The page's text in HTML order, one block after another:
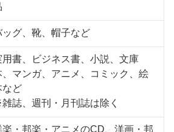
ッグ、靴、帽子など
用書、ビジネス書、小説、文庫
、マンガ、アニメ、コミック、絵
など
誌、週刊・月刊誌は除く
楽・邦楽・アニメのCD、洋画・邦